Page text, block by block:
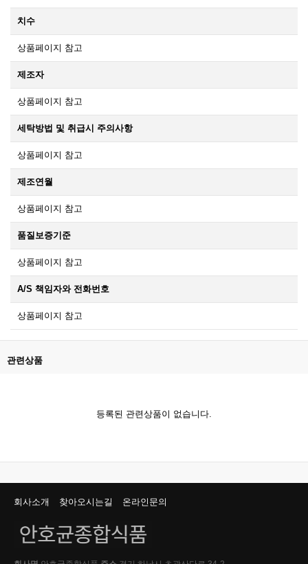
치수
상품페이지 참고
제조자
상품페이지 참고
세탁방법 및 취급시 주의사항
상품페이지 참고
제조연월
상품페이지 참고
품질보증기준
상품페이지 참고
A/S 책임자와 전화번호
상품페이지 참고
관련상품
등록된 관련상품이 없습니다.
회사소개 찾아오시는길 온라인문의